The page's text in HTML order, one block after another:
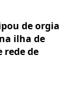
de orgia
ilha de
rede de